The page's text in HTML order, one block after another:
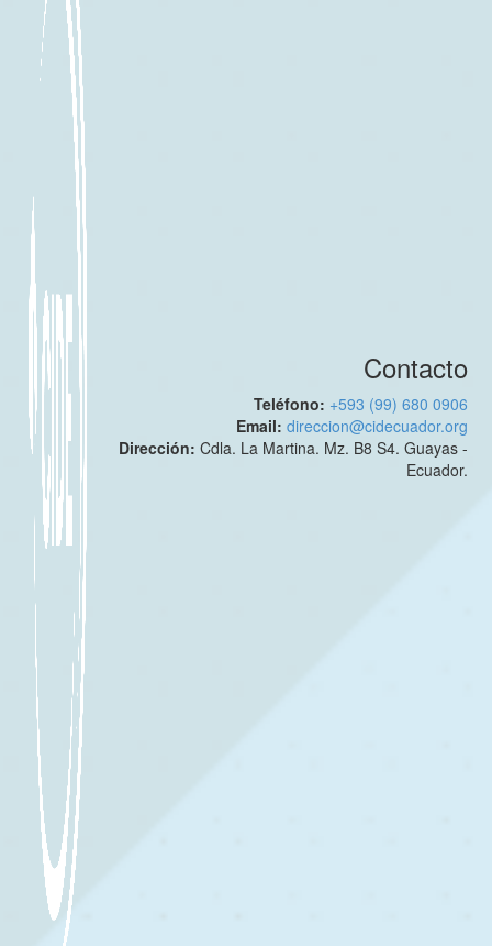
Contacto
Teléfono: +593 (99) 680 0906
Email:direccion@cidecuador.org
Dirección:Cdla. La Martina. Mz. B8 S4. Guayas -
Ecuador.